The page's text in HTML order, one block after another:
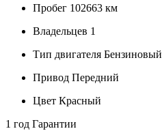
Пробег 102663 км
Владельцев 1
Тип двигателя Бензиновый
Привод Передний
Цвет Красный
1 год Гарантии